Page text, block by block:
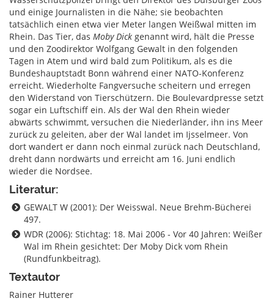
und einige Journalisten in die Nähe; sie beobachten
tatsächlich einen etwa vier Meter langen Weißwal mitten im
Rhein. Das Tier, das Moby Dick genannt wird, hält die Presse
und den Zoodirektor Wolfgang Gewalt in den folgenden
Tagen in Atem und wird bald zum Politikum, als es die
Bundeshauptstadt Bonn während einer NATO-Konferenz
erreicht. Wiederholte Fangversuche scheitern und erregen
den Widerstand von Tierschützern. Die Boulevardpresse setzt
sogar ein Luftschiff ein. Als der Wal den Rhein wieder
abwärts schwimmt, versuchen die Niederländer, ihn ins Meer
zurück zu geleiten, aber der Wal landet im Ijsselmeer. Von
dort wandert er dann noch einmal zurück nach Deutschland,
dreht dann nordwärts und erreicht am 16. Juni endlich
wieder die Nordsee.
Literatur:
GEWALT W (2001): Der Weisswal. Neue Brehm-Bücherei
497.
WDR (2006): Stichtag: 18. Mai 2006 - Vor 40 Jahren: Weißer
Wal im Rhein gesichtet: Der Moby Dick vom Rhein
(Rundfunkbeitrag).
Textautor
Rainer Hutterer